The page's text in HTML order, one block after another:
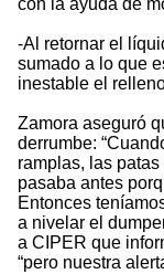
con la ayuda de
-Al retornar el
sumado a lo que
inestable el
Zamora aseguró
derrumbe:
ramplas, las
pasaba antes
Entonces
a nivelar el
a CIPER que
“pero nuestra